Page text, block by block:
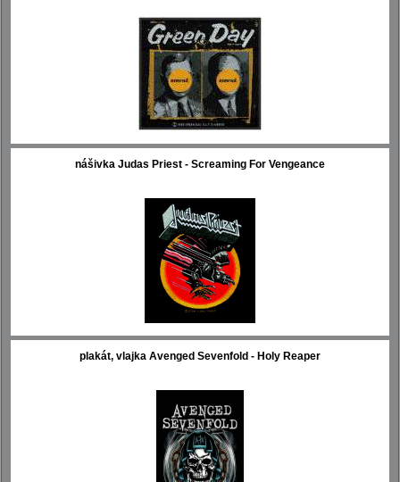
nášivka Judas Priest - Screaming For Vengeance
plakát, vlajka Avenged Sevenfold - Holy Reaper